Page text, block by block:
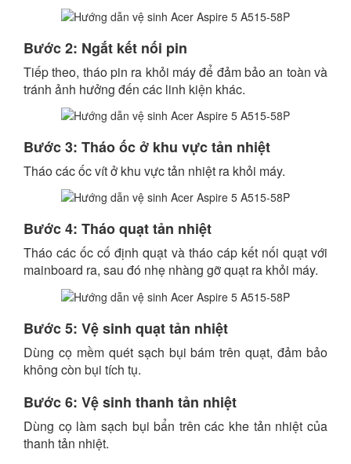
Bước 2: Ngắt kết nối pin
Tiếp theo, tháo pin ra khỏi máy để đảm bảo an toàn và
tránh ảnh hưởng đến các linh kiện khác.
Bước 3: Tháo ốc ở khu vực tản nhiệt
Tháo các ốc vít ở khu vực tản nhiệt ra khỏi máy.
Bước 4: Tháo quạt tản nhiệt
Tháo các ốc cố định quạt và tháo cáp kết nối quạt với
mainboard ra, sau đó nhẹ nhàng gỡ quạt ra khỏi máy.
Bước 5: Vệ sinh quạt tản nhiệt
Dùng cọ mềm quét sạch bụi bám trên quạt, đảm bảo
không còn bụi tích tụ.
Bước 6: Vệ sinh thanh tản nhiệt
Dùng cọ làm sạch bụi bẩn trên các khe tản nhiệt của
thanh tản nhiệt.